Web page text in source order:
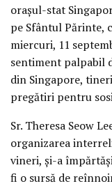
orașul-stat
pe Sfântul Părinte,
miercuri, 11
sentiment palpabil
din Singapore,
pregătiri pentru
Sr. Theresa Seow
organizarea
vineri, și-a
fi o sursă de